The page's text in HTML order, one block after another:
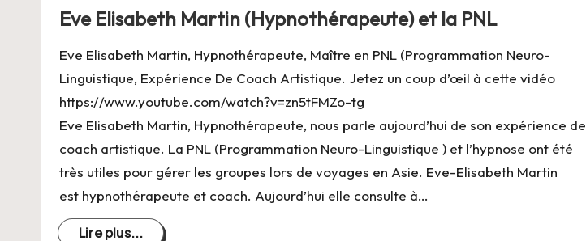
Eve Elisabeth Martin (Hypnothérapeute) et la PNL
Eve Elisabeth Martin, Hypnothérapeute, Maître en PNL (Programmation Neuro-
Linguistique, Expérience De Coach Artistique. Jetez un coup d’œil à cette vidéo
https://www.youtube.com/watch?v=zn5tFMZo-tg
Eve Elisabeth Martin, Hypnothérapeute, nous parle aujourd’hui de son expérience de
coach artistique. La PNL (Programmation Neuro-Linguistique ) et l’hypnose ont été
très utiles pour gérer les groupes lors de voyages en Asie. Eve-Elisabeth Martin
est hypnothérapeute et coach. Aujourd’hui elle consulte à…
Lire plus...